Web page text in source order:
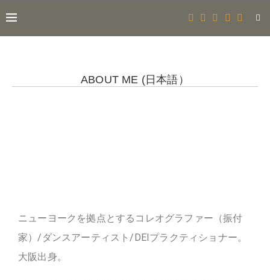
ABOUT ME (日本語）
ニューヨークを拠点とするコレオグラファー（振付
家）/ダンスアーティスト/DEIプラクティショナー。
大阪出身。